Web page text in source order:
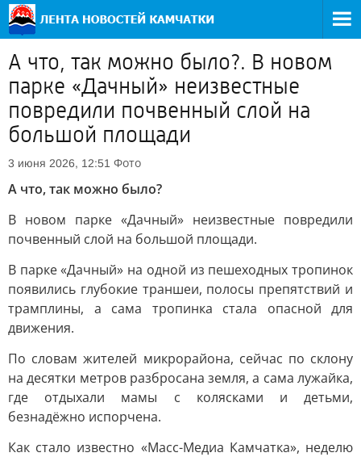
А что, так можно было?. В новом
парке «Дачный» неизвестные
повредили почвенный слой на
большой площади
3 июня 2026, 12:51 Фото
А что, так можно было?
В новом парке «Дачный» неизвестные повредили
почвенный слой на большой площади.
В парке «Дачный» на одной из пешеходных тропинок
появились глубокие траншеи, полосы препятствий и
трамплины, а сама тропинка стала опасной для
движения.
По словам жителей микрорайона, сейчас по склону
на десятки метров разбросана земля, а сама лужайка,
где отдыхали мамы с колясками и детьми,
безнадёжно испорчена.
Как стало известно «Масс-Медиа Камчатка», неделю